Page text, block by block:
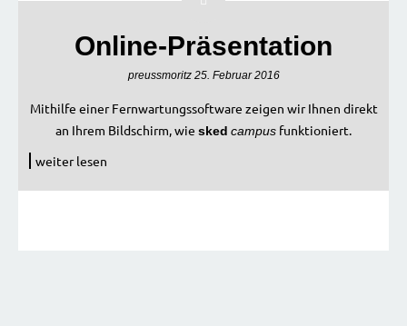
Online-Präsentation
preussmoritz 25. Februar 2016
Mithilfe einer Fernwartungssoftware zeigen wir Ihnen direkt
an Ihrem Bildschirm, wie sked campus funktioniert.
weiter lesen